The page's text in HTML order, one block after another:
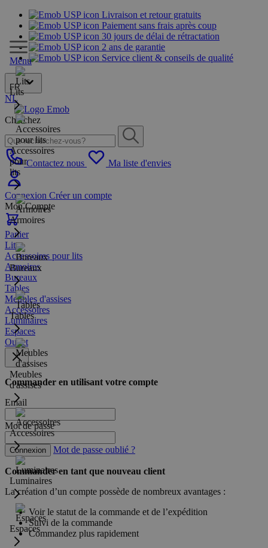
Livraison et retour gratuits
Paiement sans frais après coup
30 jours de délai de rétractation
2 ans de garantie
Service client & conseils de qualité
FR
NL
Cherchez
Contactez nous Ma liste d'envies
Connexion Créer un compte
Mon Compte
Panier
Menu
Lits
Accessoires
pour
lits
Armoires
Bureaux
Tables
Meubles
d'assises
Accessoires
Luminaires
Espaces
Lits
Accessoires pour lits
Armoires
Bureaux
Tables
Meubles d'assises
Accessoires
Luminaires
Espaces
Outlet
Commander en utilisant votre compte
Email
Mot de passe
Connexion Mot de passe oublié ?
Commander en tant que nouveau client
La création d’un compte possède de nombreux avantages :
Voir le statut de la commande et de l’expédition
Suivi de la commande
Commandez plus rapidement